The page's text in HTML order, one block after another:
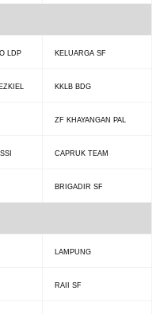
LDP KELUARGA SF
KKLB BDG
ZF KHAYANGAN PAL
CAPRUK TEAM
BRIGADIR SF
LAMPUNG
RAII SF